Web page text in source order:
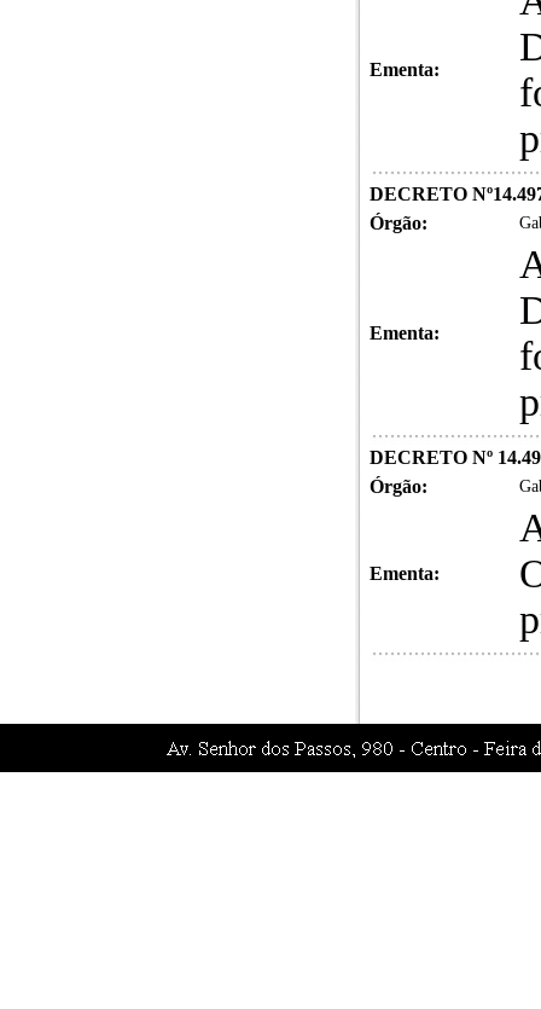
Ementa:
DECRETO
Órgão:
Ementa:
DECRETO Nº
Órgão:
Ementa: